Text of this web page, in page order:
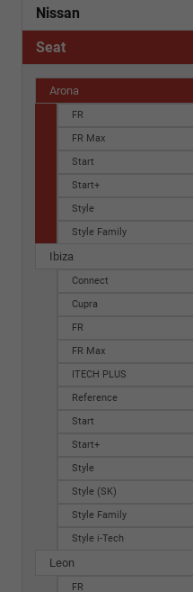
Nissan
Seat
Arona
FR
FR Max
Start
Start+
Style
Style Family
Ibiza
Connect
Cupra
FR
FR Max
ITECH PLUS
Reference
Start
Start+
Style
Style (SK)
Style Family
Style i-Tech
Leon
FR